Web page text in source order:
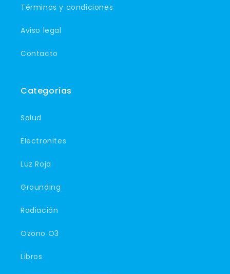
Términos y condiciones
Aviso legal
Contacto
Categorías
Salud
Electronites
Luz Roja
Grounding
Radiación
Ozono O3
Libros